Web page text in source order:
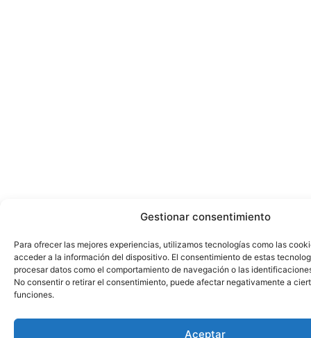
Gestionar consentimiento
Para ofrecer las mejores experiencias, utilizamos tecnologías como las
acceder a la información del dispositivo. El consentimiento de estas
procesar datos como el comportamiento de navegación o las
No consentir o retirar el consentimiento, puede afectar negativamente a
funciones.
Aceptar